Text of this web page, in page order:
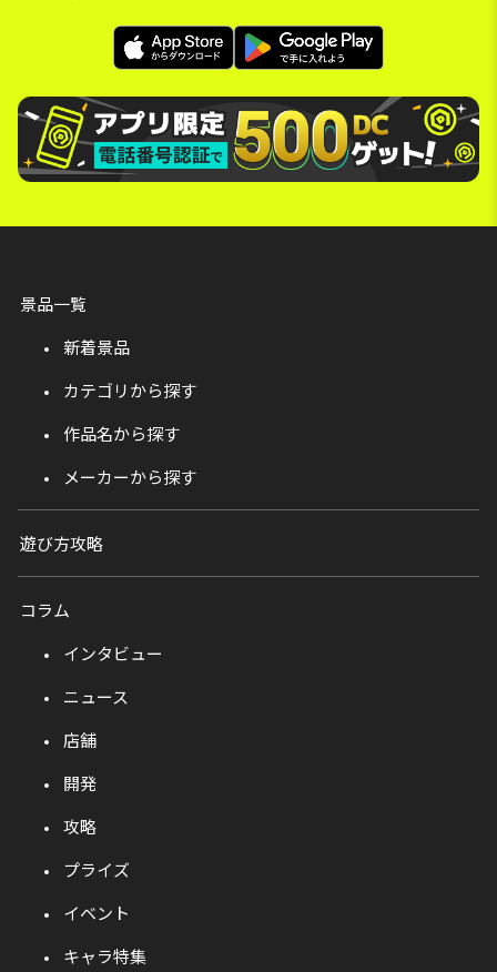
景品一覧
新着景品
カテゴリから探す
作品名から探す
メーカーから探す
遊び方攻略
コラム
インタビュー
ニュース
店舗
開発
攻略
プライズ
イベント
キャラ特集